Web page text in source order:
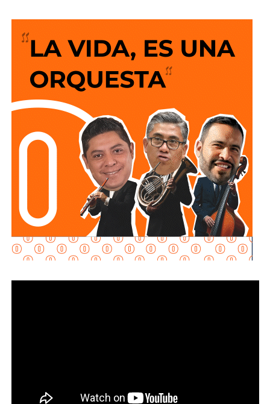
El Alcalde recordó que desde el anuncio de este programa
social “Lavanderías Gratuitas”, el mandatario estatal
manifestó el interés de que Soledad fuera de los primeros
municipios beneficiados, por lo que se expresó la
disposición del Ayuntamiento para colaborar en la
consolidación de este proyecto, el cual ahora comienza a
materializarse en un espacio del Sistema Municipal para
el Desarrollo Integral de la Familia (DIF) destinado al
bienestar de las familias.
de las familias, porque les permitirá ahorrar tiempo y
insumos incluidos, lo que beneficiará principalmente a